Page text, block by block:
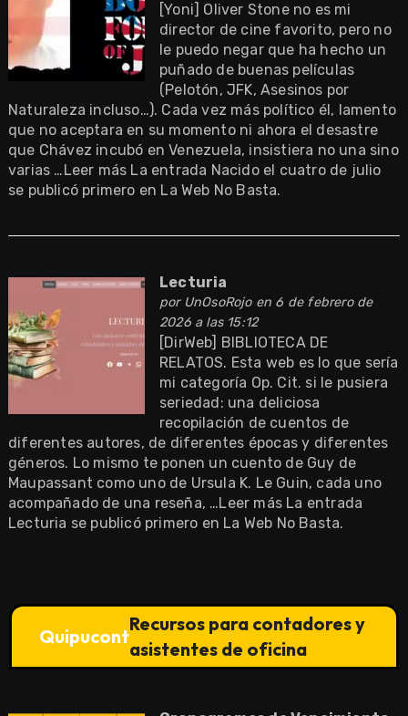
[Yoni] Oliver Stone no es mi
director de cine favorito, pero no
le puedo negar que ha hecho un
puñado de buenas películas
(Pelotón, JFK, Asesinos por
Naturaleza incluso…). Cada vez más político él, lamento
que no aceptara en su momento ni ahora el desastre
que Chávez incubó en Venezuela, insistiera no una sino
varias …Leer más La entrada Nacido el cuatro de julio
se publicó primero en La Web No Basta.
Lecturia
por UnOsoRojoen 6 de febrero de
2026 a las 15:12
[DirWeb] BIBLIOTECA DE
RELATOS. Esta web es lo que sería
mi categoría Op. Cit. si le pusiera
seriedad: una deliciosa
recopilación de cuentos de
diferentes autores, de diferentes épocas y diferentes
géneros. Lo mismo te ponen un cuento de Guy de
Maupassant como uno de Ursula K. Le Guin, cada uno
acompañado de una reseña, …Leer más La entrada
Lecturia se publicó primero en La Web No Basta.
Quipucont
Recursos para contadores y
asistentes de oficina